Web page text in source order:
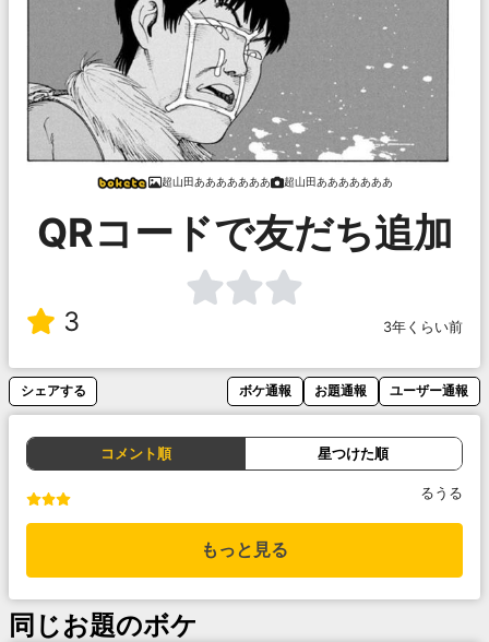
超山田あああああああ 超山田あああああああ
QRコードで友だち追加
3 3年くらい前
シェアする ボケ通報 お題通報 ユーザー通報
コメント順 星つけた順
るうる
もっと見る
同じお題のボケ